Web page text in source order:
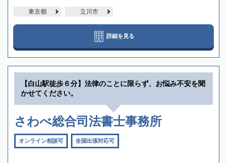
東京都 立川市
詳細を見る
【白山駅徒歩６分】法律のことに限らず、お悩み不安を聞
かせてください。
さわべ総合司法書士事務所
オンライン相談可 全国出張対応可